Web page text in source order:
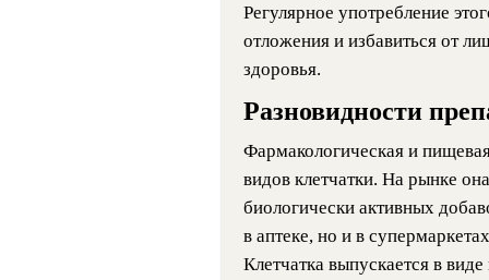
Регулярное употребление
отложения и избавиться от
здоровья.
Разновидности
Фармакологическая и
видов клетчатки. На рынке
биологически активных
в аптеке, но и в
Клетчатка выпускается в